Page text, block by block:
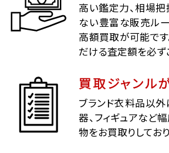
高い鑑定力、相場
ない豊富な販売ル
高額買取が可能で
だける査定額を必ず
買取ジャンル
ブランド衣料品以外
器、フィギュアなど
物をお買取りしており